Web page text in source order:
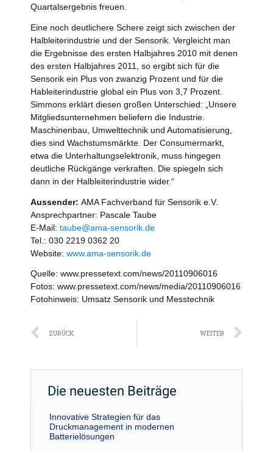
Quartalsergebnis freuen.
Eine noch deutlichere Schere zeigt sich zwischen der
Halbleiterindustrie und der Sensorik. Vergleicht man
die Ergebnisse des ersten Halbjahres 2010 mit denen
des ersten Halbjahres 2011, so ergibt sich für die
Sensorik ein Plus von zwanzig Prozent und für die
Hableiterindustrie global ein Plus von 3,7 Prozent.
Simmons erklärt diesen großen Unterschied: „Unsere
Mitgliedsunternehmen beliefern die Industrie.
Maschinenbau, Umwelttechnik und Automatisierung,
dies sind Wachstumsmärkte. Der Consumermarkt,
etwa die Unterhaltungselektronik, muss hingegen
deutliche Rückgänge verkraften. Die spiegeln sich
dann in der Halbleiterindustrie wider.“
Aussender: AMA Fachverband für Sensorik e.V.
Ansprechpartner: Pascale Taube
E-Mail: taube@ama-sensorik.de
Tel.: 030 2219 0362 20
Website: www.ama-sensorik.de
Quelle: www.pressetext.com/news/20110906016
Fotos: www.pressetext.com/news/media/20110906016
Fotohinweis: Umsatz Sensorik und Messtechnik
Zurück
ZURÜCK WEITER
Die neuesten Beiträge
Innovative Strategien für das
Druckmanagement in modernen
Batterielösungen